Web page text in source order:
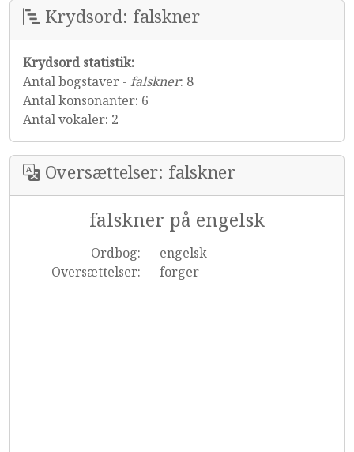
Krydsord: falskner
Krydsord statistik:
Antal bogstaver - falskner: 8
Antal konsonanter: 6
Antal vokaler: 2
Oversættelser: falskner
falskner på engelsk
Ordbog:
engelsk
Oversættelser:
forger